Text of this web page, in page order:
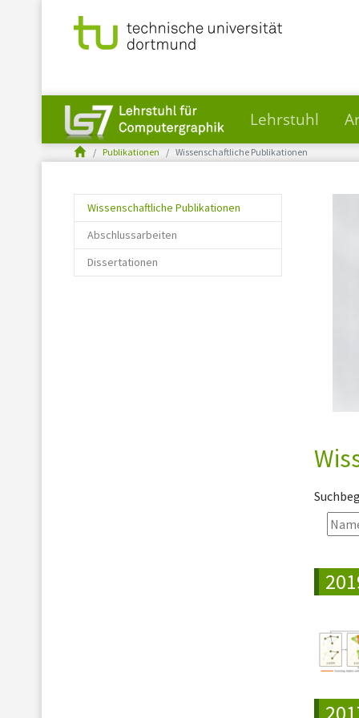
Skip to main content
Lehrstuhl
You are here:Publikationen Wissenschaftliche Publikationen
Wissenschaftliche Publikationen
Abschlussarbeiten
Dissertationen